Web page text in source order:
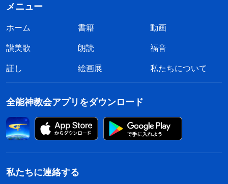
メニュー
ホーム 書籍
動画
讃美歌
朗読
福音
証し
絵画展 私たちについて
全能神教会アプリをダウンロード
私たちに連絡する